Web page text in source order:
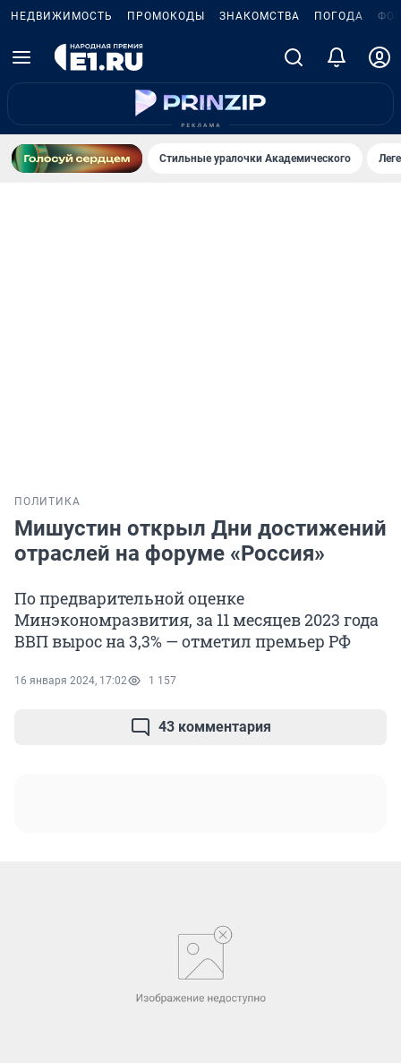
НЕДВИЖИМОСТЬ ПРОМОКОДЫ ЗНАКОМСТВА ПОГОДА
Стильные уралочки Академического
ПОЛИТИКА
Мишустин открыл Дни достижений
отраслей на форуме «Россия»
По предварительной оценке
Минэкономразвития, за 11 месяцев 2023 года
ВВП вырос на 3,3% — отметил премьер РФ
16 января 2024, 17:02 1 157
43 комментария